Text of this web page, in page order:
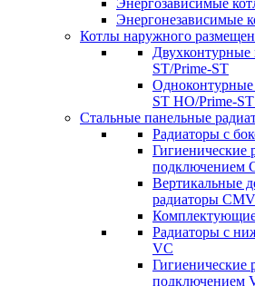
Энергозависимые
Энергонезависимые
Котлы наружного
ST/Prime-ST
ST HO/Prime-
Стальные панельные
Радиаторы c
Гигиенические
подключением
Вертикальные
радиаторы CMV
Комплектующие
Радиаторы c
VC
подключением